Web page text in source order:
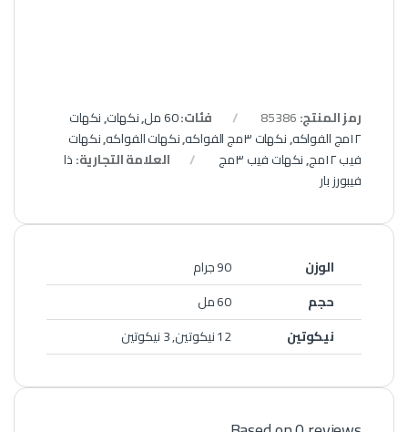
رمز المنتج:85386 فئات:60 مل ,نكهات,نكهات
١٢مج الفواكه
,نكهات ٣مج الفواكه ,نكهات الفواكه,نكهات
فيب ١٢مج
,نكهات فيب ٣مج العلامة التجارية:ذا
فيبورز بار
الوزن
90 جرام
حجم
60 مل
نيكوتين
12 نيكوتين, 3 نيكوتين